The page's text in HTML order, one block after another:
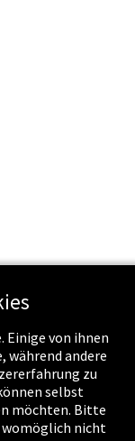
Einige von ihnen
während andere
zu
selbst
möchten. Bitte
womöglich nicht